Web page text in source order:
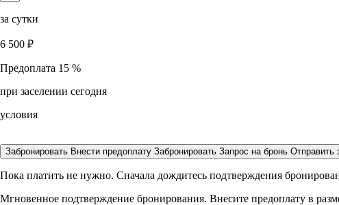
за сутки
6 500 ₽
Предоплата 15 %
при заселении сегодня
условия
Забронировать Внести предоплату Забронировать Запрос на бронь Отправить
Пока платить не нужно. Сначала дождитесь подтверждения
Мгновенное подтверждение бронирования. Внесите предоплату в